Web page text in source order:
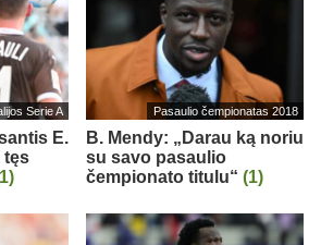
Serie A
E.
tęs
Pasaulio čempionatas 2018
B. Mendy: „Darau ką noriu
su savo pasaulio
čempionato titulu“ (1)